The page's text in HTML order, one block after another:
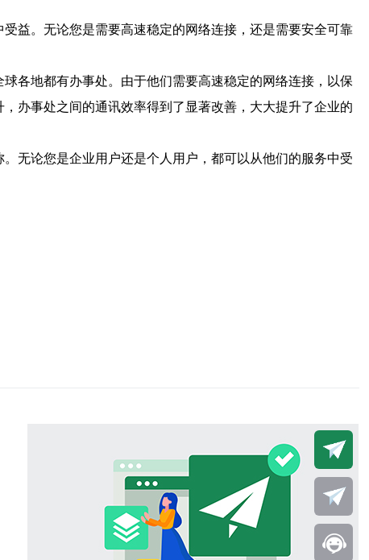
益。无论您是需要高速稳定的网络连接，还是需要安全可靠
各地都有办事处。由于他们需要高速稳定的网络连接，以保
办事处之间的通讯效率得到了显著改善，大大提升了企业的
无论您是企业用户还是个人用户，都可以从他们的服务中受